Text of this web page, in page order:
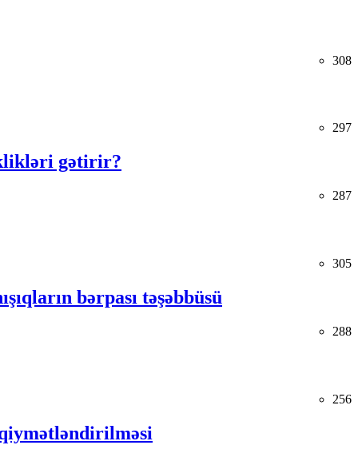
308
297
gətirir?
287
305
bərpası təşəbbüsü
288
256